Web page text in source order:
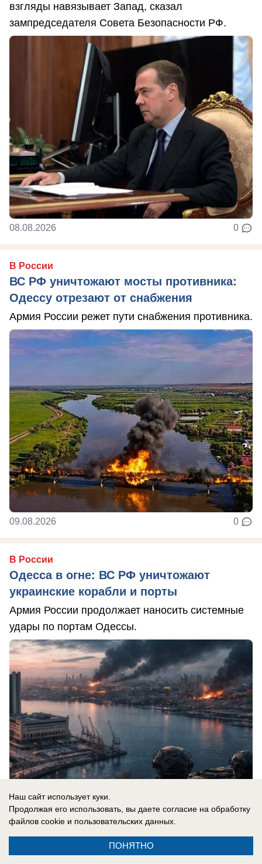
взгляды навязывает Запад, сказал
зампредседателя Совета Безопасности РФ.
08.08.2026 0
В России
ВС РФ уничтожают мосты противника:
Одессу отрезают от снабжения
Армия России режет пути снабжения противника.
09.08.2026 0
В России
Одесса в огне: ВС РФ уничтожают
украинские корабли и порты
Армия России продолжает наносить системные
удары по портам Одессы.
Наш сайт использует куки.
Продолжая его использовать, вы даете согласие на обработку
файлов cookie и пользовательских данных.
ПОНЯТНО